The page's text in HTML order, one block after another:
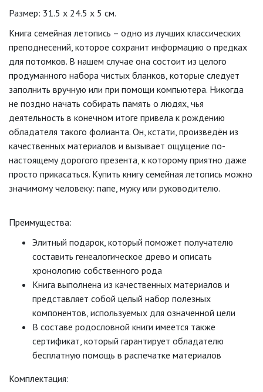
Размер: 31.5 x 24.5 x 5 см.
Книга семейная летопись – одно из лучших классических
преподнесений, которое сохранит информацию о предках
для потомков. В нашем случае она состоит из целого
продуманного набора чистых бланков, которые следует
заполнить вручную или при помощи компьютера. Никогда
не поздно начать собирать память о людях, чья
деятельность в конечном итоге привела к рождению
обладателя такого фолианта. Он, кстати, произведён из
качественных материалов и вызывает ощущение по-
настоящему дорогого презента, к которому приятно даже
просто прикасаться. Купить книгу семейная летопись можно
значимому человеку: папе, мужу или руководителю.
Преимущества:
Элитный подарок, который поможет получателю
составить генеалогическое древо и описать
хронологию собственного рода
Книга выполнена из качественных материалов и
представляет собой целый набор полезных
компонентов, используемых для означенной цели
В составе родословной книги имеется также
сертификат, который гарантирует обладателю
бесплатную помощь в распечатке материалов
Комплектация: